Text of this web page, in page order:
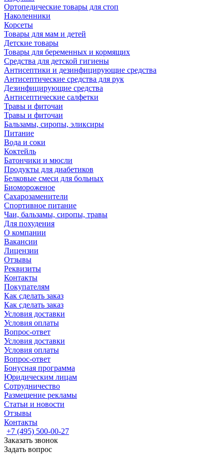
Ортопедические товары для стоп
Наколенники
Корсеты
Товары для мам и детей
Детские товары
Товары для беременных и кормящих
Средства для детской гигиены
Антисептики и дезинфицирующие средства
Антисептические средства для рук
Дезинфицирующие средства
Антисептические салфетки
Травы и фиточаи
Травы и фиточаи
Бальзамы, сиропы, эликсиры
Питание
Вода и соки
Коктейль
Батончики и мюсли
Продукты для диабетиков
Белковые смеси для больных
Биомороженое
Сахарозаменители
Спортивное питание
Чаи, бальзамы, сиропы, травы
Для похудения
О компании
Вакансии
Лицензии
Отзывы
Реквизиты
Контакты
Покупателям
Как сделать заказ
Как сделать заказ
Условия доставки
Условия оплаты
Вопрос-ответ
Условия доставки
Условия оплаты
Вопрос-ответ
Бонусная программа
Юридическим лицам
Сотрудничество
Размещение рекламы
Статьи и новости
Отзывы
Контакты
+7 (495) 500-00-27
Заказать звонок
Задать вопрос